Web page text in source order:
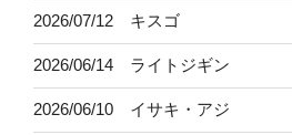
2026/07/12 キスゴ
2026/06/14 ライトジギン
2026/06/10 イサキ・アジ